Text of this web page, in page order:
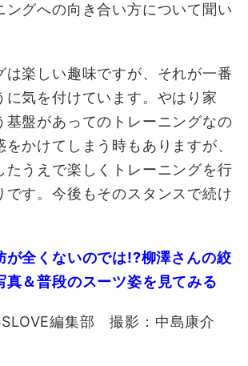
ングへの向き合い方について聞い
は楽しい趣味ですが、それが一番
に気を付けています。やはり家
基盤があってのトレーニングなの
かけてしまう時もありますが、
たうえで楽しくトレーニングを行
です。今後もそのスタンスで続け
が全くないのでは!?柳澤さんの絞
真＆普段のスーツ姿を見てみる
編集部 撮影：中島康介